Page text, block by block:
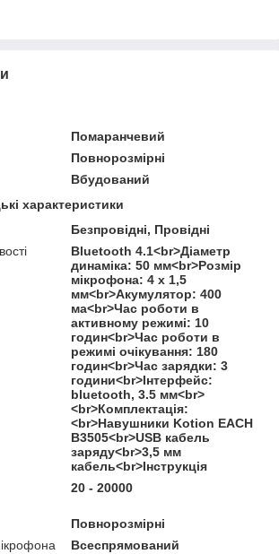
Помаранчевий
Повнорозмірні
Вбудований
характеристики
Безпровідні, Провідні
Bluetooth 4.1<br>Діаметр
динаміка: 50 мм<br>Розмір
мікрофона: 4 х 1,5
мм<br>Акумулятор: 400
ма<br>Час роботи в
активному режимі: 10
годин<br>Час роботи в
режимі очікування: 180
годин<br>Час зарядки: 3
години<br>Інтерфейс:
bluetooth, 3.5 мм<br>
<br>Комплектація:
<br>Навушники Kotion EACH
B3505<br>USB кабель
заряду<br>3,5 мм
кабель<br>Інструкція
20 - 20000
Повнорозмірні
Всеспрямований